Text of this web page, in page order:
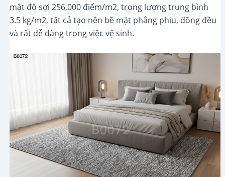
mật độ sợi 256,000 điểm/m2, trọng lượng trung bình
3.5 kg/m2, tất cả tạo nên bề mặt phẳng phiu, đồng đều
và rất dễ dàng trong việc vệ sinh.